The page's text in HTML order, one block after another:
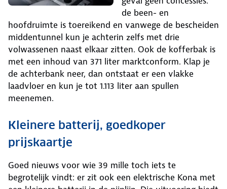
de been- en
hoofdruimte is toereikend en vanwege de bescheiden
middentunnel kun je achterin zelfs met drie
volwassenen naast elkaar zitten. Ook de kofferbak is
met een inhoud van 371 liter marktconform. Klap je
de achterbank neer, dan ontstaat er een vlakke
laadvloer en kun je tot 1.113 liter aan spullen
meenemen.
Kleinere batterij, goedkoper
prijskaartje
Goed nieuws voor wie 39 mille toch iets te
begrotelijk vindt: er zit ook een elektrische Kona met